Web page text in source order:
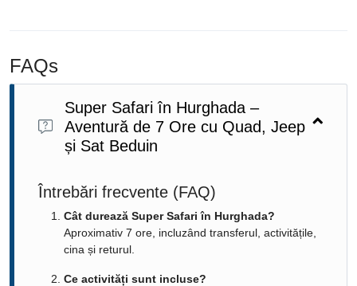
FAQs
Super Safari în Hurghada –
Aventură de 7 Ore cu Quad, Jeep
și Sat Beduin
Întrebări frecvente (FAQ)
Cât durează Super Safari în Hurghada?
Aproximativ 7 ore, incluzând transferul, activitățile,
cina și returul.
Ce activități sunt incluse?